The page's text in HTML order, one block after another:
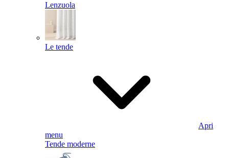
Lenzuola
Le tende
Apri
menu
Tende moderne